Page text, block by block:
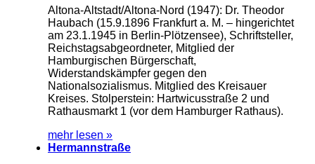
Altona-Altstadt/Altona-Nord (1947): Dr. Theodor
Haubach (15.9.1896 Frankfurt a. M. – hingerichtet
am 23.1.1945 in Berlin-Plötzensee), Schriftsteller,
Reichstagsabgeordneter, Mitglied der
Hamburgischen Bürgerschaft,
Widerstandskämpfer gegen den
Nationalsozialismus. Mitglied des Kreisauer
Kreises. Stolperstein: Hartwicusstraße 2 und
Rathausmarkt 1 (vor dem Hamburger Rathaus).
mehr lesen »
Hermannstraße